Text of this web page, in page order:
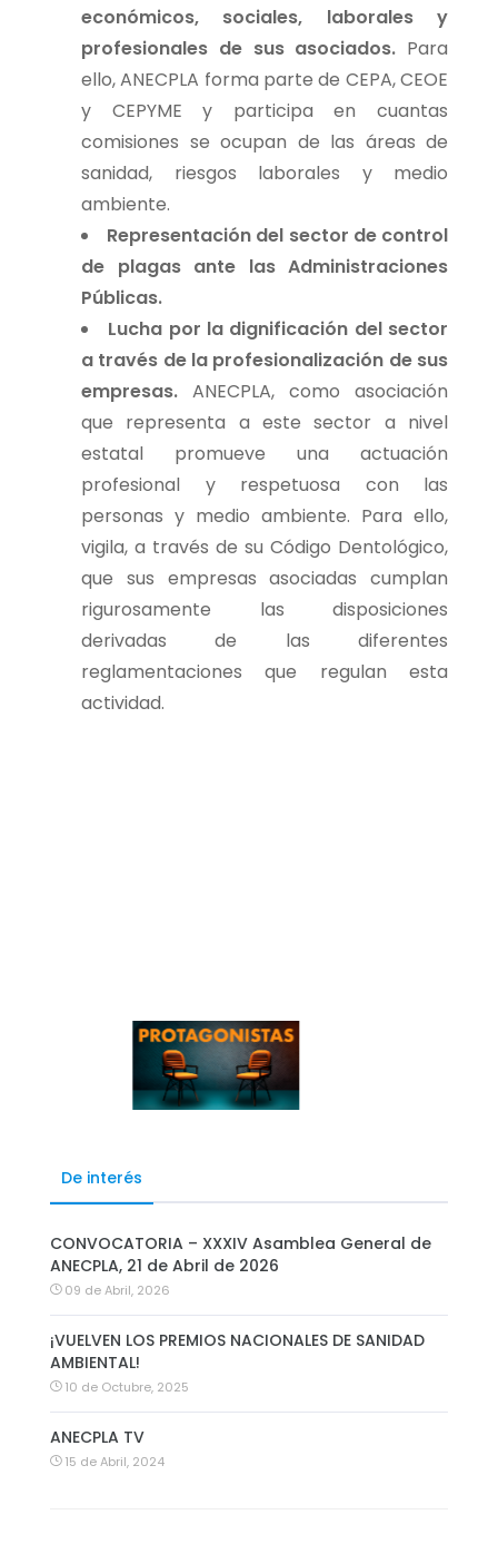
económicos, sociales, laborales y
profesionales de sus asociados. Para
ello, ANECPLA forma parte de CEPA, CEOE
y CEPYME y participa en cuantas
comisiones se ocupan de las áreas de
sanidad, riesgos laborales y medio
ambiente.
Representación del sector de control
de plagas ante las Administraciones
Públicas.
Lucha por la dignificación del sector
a través de la profesionalización de sus
empresas. ANECPLA, como asociación
que representa a este sector a nivel
estatal promueve una actuación
profesional y respetuosa con las
personas y medio ambiente. Para ello,
vigila, a través de su Código Dentológico,
que sus empresas asociadas cumplan
rigurosamente las disposiciones
derivadas de las diferentes
reglamentaciones que regulan esta
actividad.
De interés
CONVOCATORIA – XXXIV Asamblea General de
ANECPLA, 21 de Abril de 2026
09 de Abril, 2026
¡VUELVEN LOS PREMIOS NACIONALES DE SANIDAD
AMBIENTAL!
10 de Octubre, 2025
ANECPLA TV
15 de Abril, 2024